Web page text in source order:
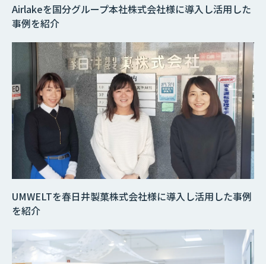
UMWELTを春日井製菓株式会社様に導入し活用した事例
を紹介
Airlakeを国分グループ本社株式会社様に導入し活用した
事例を紹介